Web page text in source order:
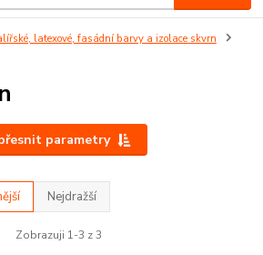
latexové, fasádní barvy a izolace skvrn
parametry
Nejdražší
Zobrazuji 1-3 z 3